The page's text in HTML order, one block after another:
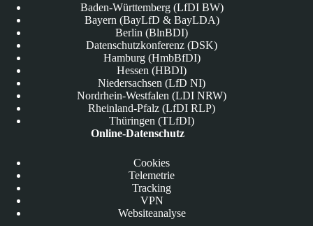
Baden-Württemberg (LfDI BW)
Bayern (BayLfD & BayLDA)
Berlin (BlnBDI)
Datenschutzkonferenz (DSK)
Hamburg (HmbBfDI)
Hessen (HBDI)
Niedersachsen (LfD NI)
Nordrhein-Westfalen (LDI NRW)
Rheinland-Pfalz (LfDI RLP)
Thüringen (TLfDI)
Online-Datenschutz
Cookies
Telemetrie
Tracking
VPN
Websiteanalyse